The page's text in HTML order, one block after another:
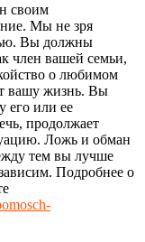
своим
Мы не зря
Вы должны
член вашей семьи,
о любимом
вашу жизнь. Вы
его или ее
продолжает
Ложь и обман
тем вы лучше
Подробнее о